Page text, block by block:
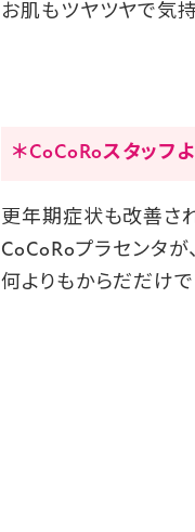
お肌もツヤツヤで気
＊CoCoRoスタッフ
更年期症状も改善さ
CoCoRoプラセンタが、
何よりもからだだけで